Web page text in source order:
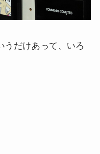
うだけあって、いろ